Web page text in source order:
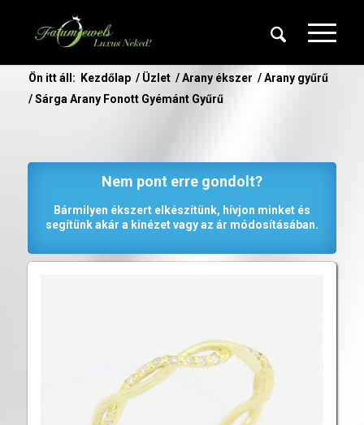
Ön itt áll: Kezdőlap / Üzlet / Arany ékszer / Arany gyűrű
/ Sárga Arany Fonott Gyémánt Gyűrű
Nem pont erre gondolt?
Bármilyen ékszert elkészítünk, hívjon minket és
segítünk akár a kinézet vagy az ár módosításában.